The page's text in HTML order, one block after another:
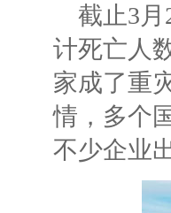
截止3
计死亡人
家成了重
情，多个
不少企业